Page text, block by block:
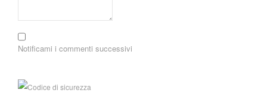
Notificami i commenti successivi